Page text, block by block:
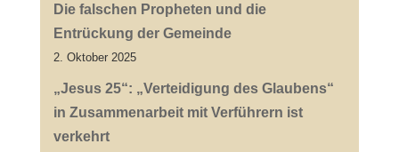
Die falschen Propheten und die
Entrückung der Gemeinde
2. Oktober 2025
„Jesus 25“: „Verteidigung des Glaubens“
in Zusammenarbeit mit Verführern ist
verkehrt